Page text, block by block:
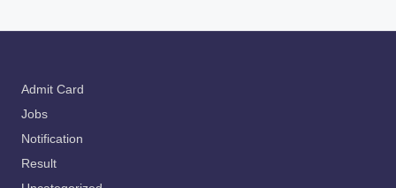
Admit Card
Jobs
Notification
Result